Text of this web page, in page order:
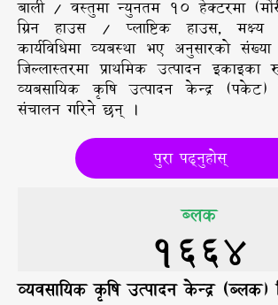
बाली / वस्तुमा न्युनतम १० हेक्टरमा
ग्रिन हाउस / प्लाष्टिक हाउस, मक्ष्य
कार्यविधिमा व्यबस्था भए अनुसारको
जिल्लास्तरमा प्राथमिक उत्पादन इकाइका
व्यबसायिक कृषि उत्पादन केन्द्र (पकेट)
संचालन गरिने छन् ।
पुरा पढ्नुहोस्
ब्लक
1664
व्यवसायिक कृषि उत्पादन केन्द्र (ब्लक)